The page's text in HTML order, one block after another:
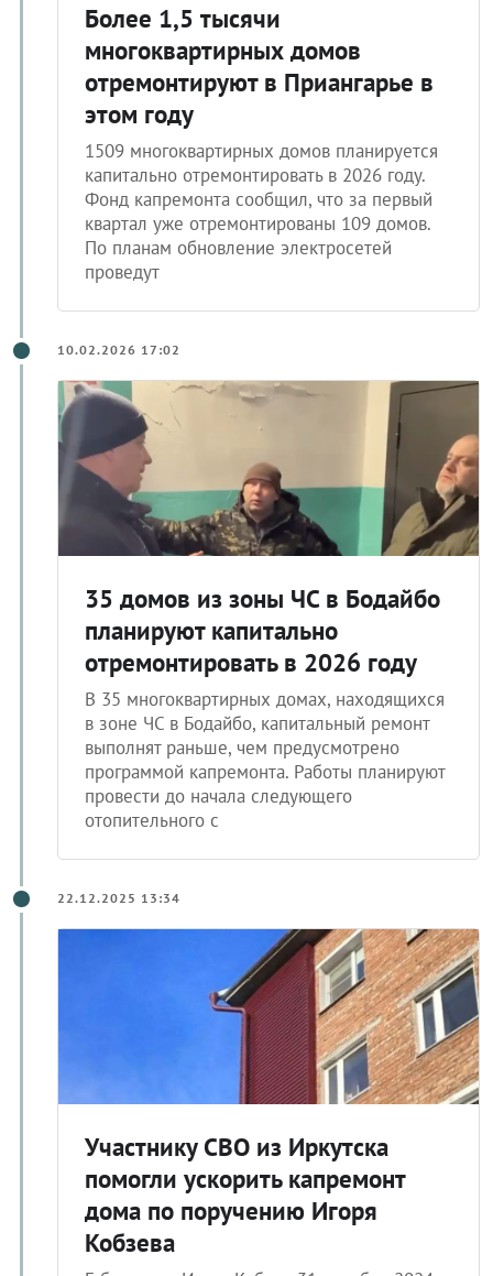
Более 1,5 тысячи
многоквартирных домов
отремонтируют в Приангарье в
этом году
1509 многоквартирных домов планируется
капитально отремонтировать в 2026 году.
Фонд капремонта сообщил, что за первый
квартал уже отремонтированы 109 домов.
По планам обновление электросетей
проведут
10.02.2026 17:02
35 домов из зоны ЧС в Бодайбо
планируют капитально
отремонтировать в 2026 году
В 35 многоквартирных домах, находящихся
в зоне ЧС в Бодайбо, капитальный ремонт
выполнят раньше, чем предусмотрено
программой капремонта. Работы планируют
провести до начала следующего
отопительного с
22.12.2025 13:34
Участнику СВО из Иркутска
помогли ускорить капремонт
дома по поручению Игоря
Кобзева